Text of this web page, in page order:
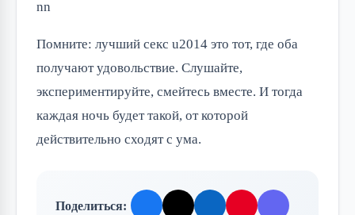
nn
Помните: лучший секс u2014 это тот, где оба
получают удовольствие. Слушайте,
экспериментируйте, смейтесь вместе. И тогда
каждая ночь будет такой, от которой
действительно сходят с ума.
Поделиться: